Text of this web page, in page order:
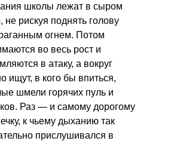
школы лежат в сыром
не рискуя поднять голову
огнем. Потом
во весь рост и
в атаку, а вокруг
ищут, в кого бы впиться,
шмели горячих пуль и
Раз — и самому дорогому
к чьему дыханию так
прислушивался в